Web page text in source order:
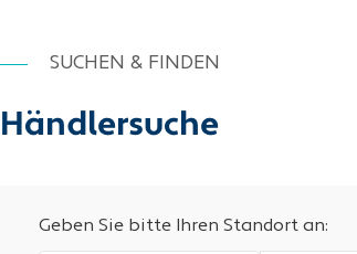
SUCHEN & FINDEN
Händlersuche
Geben Sie bitte Ihren Standort an: